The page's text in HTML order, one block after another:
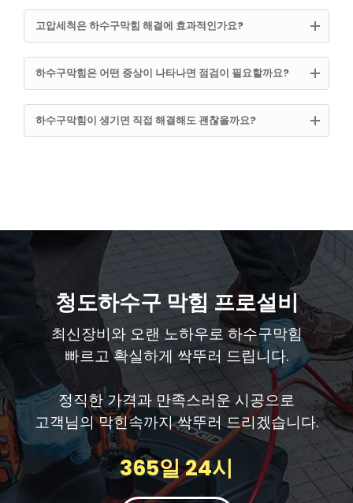
고압세척은 하수구막힘 해결에 효과적인가요?
하수구막힘은 어떤 증상이 나타나면 점검이 필요할까요?
하수구막힘이 생기면 직접 해결해도 괜찮을까요?
청도하수구 막힘 프로설비
최신장비와 오랜 노하우로 하수구막힘
빠르고 확실하게 싹뚜러 드립니다.
정직한 가격과 만족스러운 시공으로
고객님의 막힌속까지 싹뚜러 드리겠습니다.
365일 24시